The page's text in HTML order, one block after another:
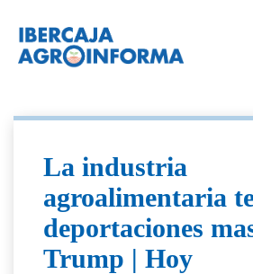
La industria
agroalimentaria
deportaciones
Trump | Hoy